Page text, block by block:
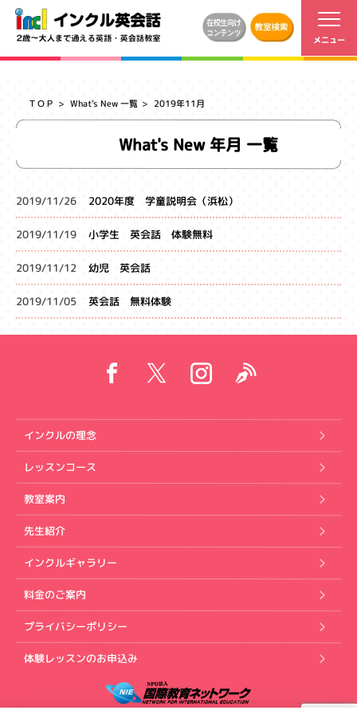
ＴＯＰ What's New 一覧 2019年11月
What's New 年月 一覧
2019/11/26 2020年度 学童説明会（浜松）
2019/11/19 小学生 英会話 体験無料
2019/11/12 幼児 英会話
2019/11/05 英会話 無料体験
インクルの理念
レッスンコース
教室案内
先生紹介
インクルギャラリー
料金のご案内
プライバシーポリシー
体験レッスンのお申込み